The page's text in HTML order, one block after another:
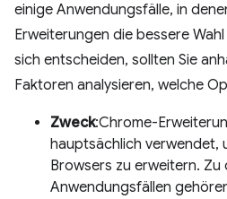
einige Anwendungsfälle, in
Erweiterungen die bessere
sich entscheiden, sollten Sie
Faktoren analysieren, welche
Zweck:Chrome-
hauptsächlich verwendet,
Browsers zu erweitern. Zu
Anwendungsfällen